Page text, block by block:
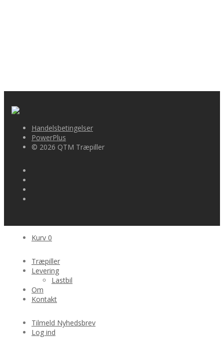
Handelsbetingelser
PowerPlus
© 2026 QTM Træpiller
Kurv 0
Træpiller
Levering
Lastbil
Om
Kontakt
Tilmeld Nyhedsbrev
Log ind